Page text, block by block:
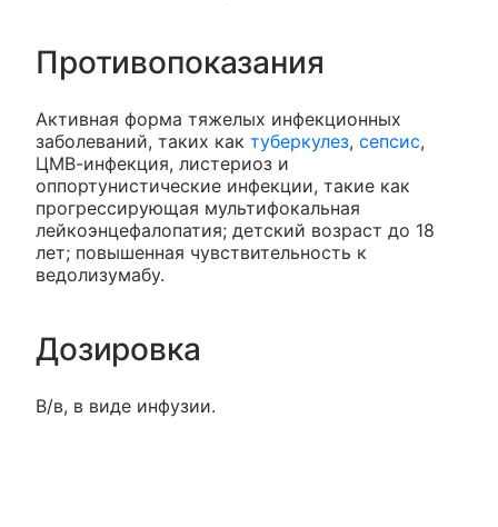
Противопоказания
Активная форма тяжелых инфекционных
заболеваний, таких как туберкулез, сепсис,
ЦМВ-инфекция, листериоз и
оппортунистические инфекции, такие как
прогрессирующая мультифокальная
лейкоэнцефалопатия; детский возраст до 18
лет; повышенная чувствительность к
ведолизумабу.
Дозировка
В/в, в виде инфузии.